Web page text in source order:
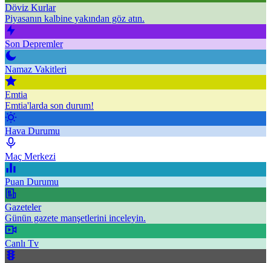
Döviz Kurlar
Piyasanın kalbine yakından göz atın.
Son Depremler
Namaz Vakitleri
Emtia
Emtia'larda son durum!
Hava Durumu
Maç Merkezi
Puan Durumu
Gazeteler
Günün gazete manşetlerini inceleyin.
Canlı Tv